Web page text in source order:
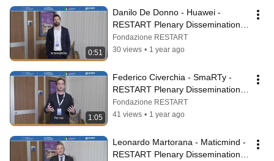
0:51
Danilo De Donno - Huawei -
RESTART Plenary Dissemination
Workshop | Palermo 2025
Fondazione RESTART
30 views • 1 year ago
1:05
Federico Civerchia - SmaRTy -
RESTART Plenary Dissemination
Workshop | Palermo 2025
Fondazione RESTART
41 views • 1 year ago
Leonardo Martorana - Maticmind -
RESTART Plenary Dissemination